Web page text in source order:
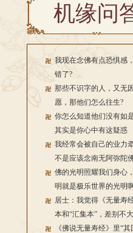
机缘问
我现在念佛有点恐惧感
错了?
那些不识字的人，又无
愿，那他们怎么往生?
你怎么知道他们没有如
其实是你心中有这疑惑
我经常会被自己的业力
不是应该念南无阿弥陀
佛的光明照耀我们身心
明就是极乐世界的光明
居士：我觉得《无量寿
本和“汇集本”，差别不大
《佛说无量寿经》里“其